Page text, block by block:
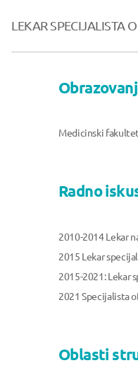
LEKAR SPECIJALISTA
Medicinski
Radno
2010-2014 Lekar
2015 Lekar
2015-2021: Lekar
2021 Specijalista
Oblasti